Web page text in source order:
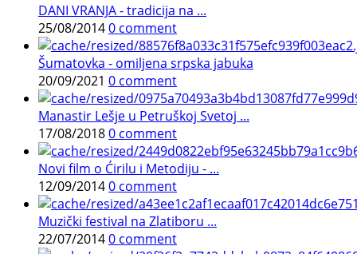
DANI VRANJA - tradicija na ...
25/08/20140 comment
Šumatovka - omiljena srpska jabuka
20/09/2021 0 comment
Manastir Lešje u Petruškoj Svetoj ...
17/08/20180 comment
Novi film o Ćirilu i Metodiju - ...
12/09/20140 comment
Muzički festival na Zlatiboru ...
22/07/20140 comment